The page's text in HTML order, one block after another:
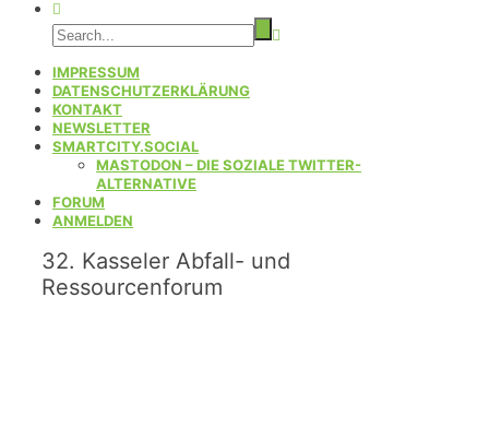
IMPRESSUM
DATENSCHUTZERKLÄRUNG
KONTAKT
NEWSLETTER
SMARTCITY.SOCIAL
MASTODON – DIE SOZIALE TWITTER-
ALTERNATIVE
FORUM
ANMELDEN
32. Kasseler Abfall- und
Ressourcenforum